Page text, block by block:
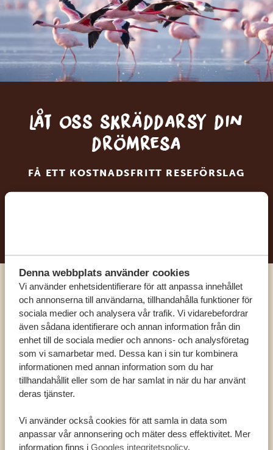
Denna webbplats använder cookies
Vi använder enhetsidentifierare för att anpassa innehållet
och annonserna till användarna, tillhandahålla funktioner för
sociala medier och analysera vår trafik. Vi vidarebefordrar
även sådana identifierare och annan information från din
enhet till de sociala medier och annons- och analysföretag
som vi samarbetar med. Dessa kan i sin tur kombinera
informationen med annan information som du har
tillhandahållit eller som de har samlat in när du har använt
deras tjänster.
Vi använder också cookies för att samla in data som
anpassar vår annonsering och mäter dess effektivitet. Mer
information finns i Googles integritetspolicy.
Låt oss skräddarsy din
drömresa
FÅ ETT KOSTNADSFRITT RESEFÖRSLAG
Ring en av våra experter
VÅRA SPECIALISTER FINNS HÄR FÖR ATT
HJÄLPA DIG
OLIKA LÄNDER